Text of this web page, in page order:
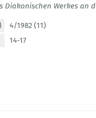
Diakonischen Werkes an
4/1982 (11)
14-17